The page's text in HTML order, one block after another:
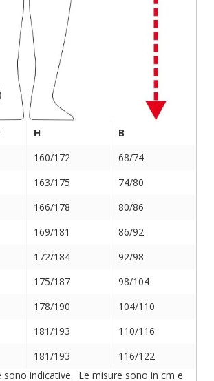
H
B
160/172
68/74
163/175
74/80
166/178
80/86
169/181
86/92
172/184
92/98
175/187
98/104
178/190
104/110
181/193
110/116
181/193
116/122
sono indicative. Le misure sono in cm e